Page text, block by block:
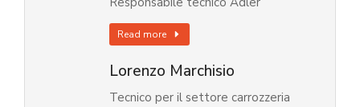
Read more
Lorenzo Marchisio
Tecnico per il settore carrozzeria